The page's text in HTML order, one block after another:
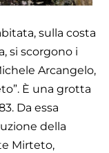
sulla costa
si scorgono i
Arcangelo,
È una grotta
Da essa
della
Mirteto,